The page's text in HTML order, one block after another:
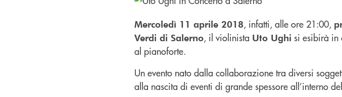
Mercoledì 11 aprile 2018, infatti, alle ore 21:00,
Verdi di Salerno, il violinista Uto Ughi si esibirà in
al pianoforte.
Un evento nato dalla collaborazione tra diversi
alla nascita di eventi di grande spessore all’interno